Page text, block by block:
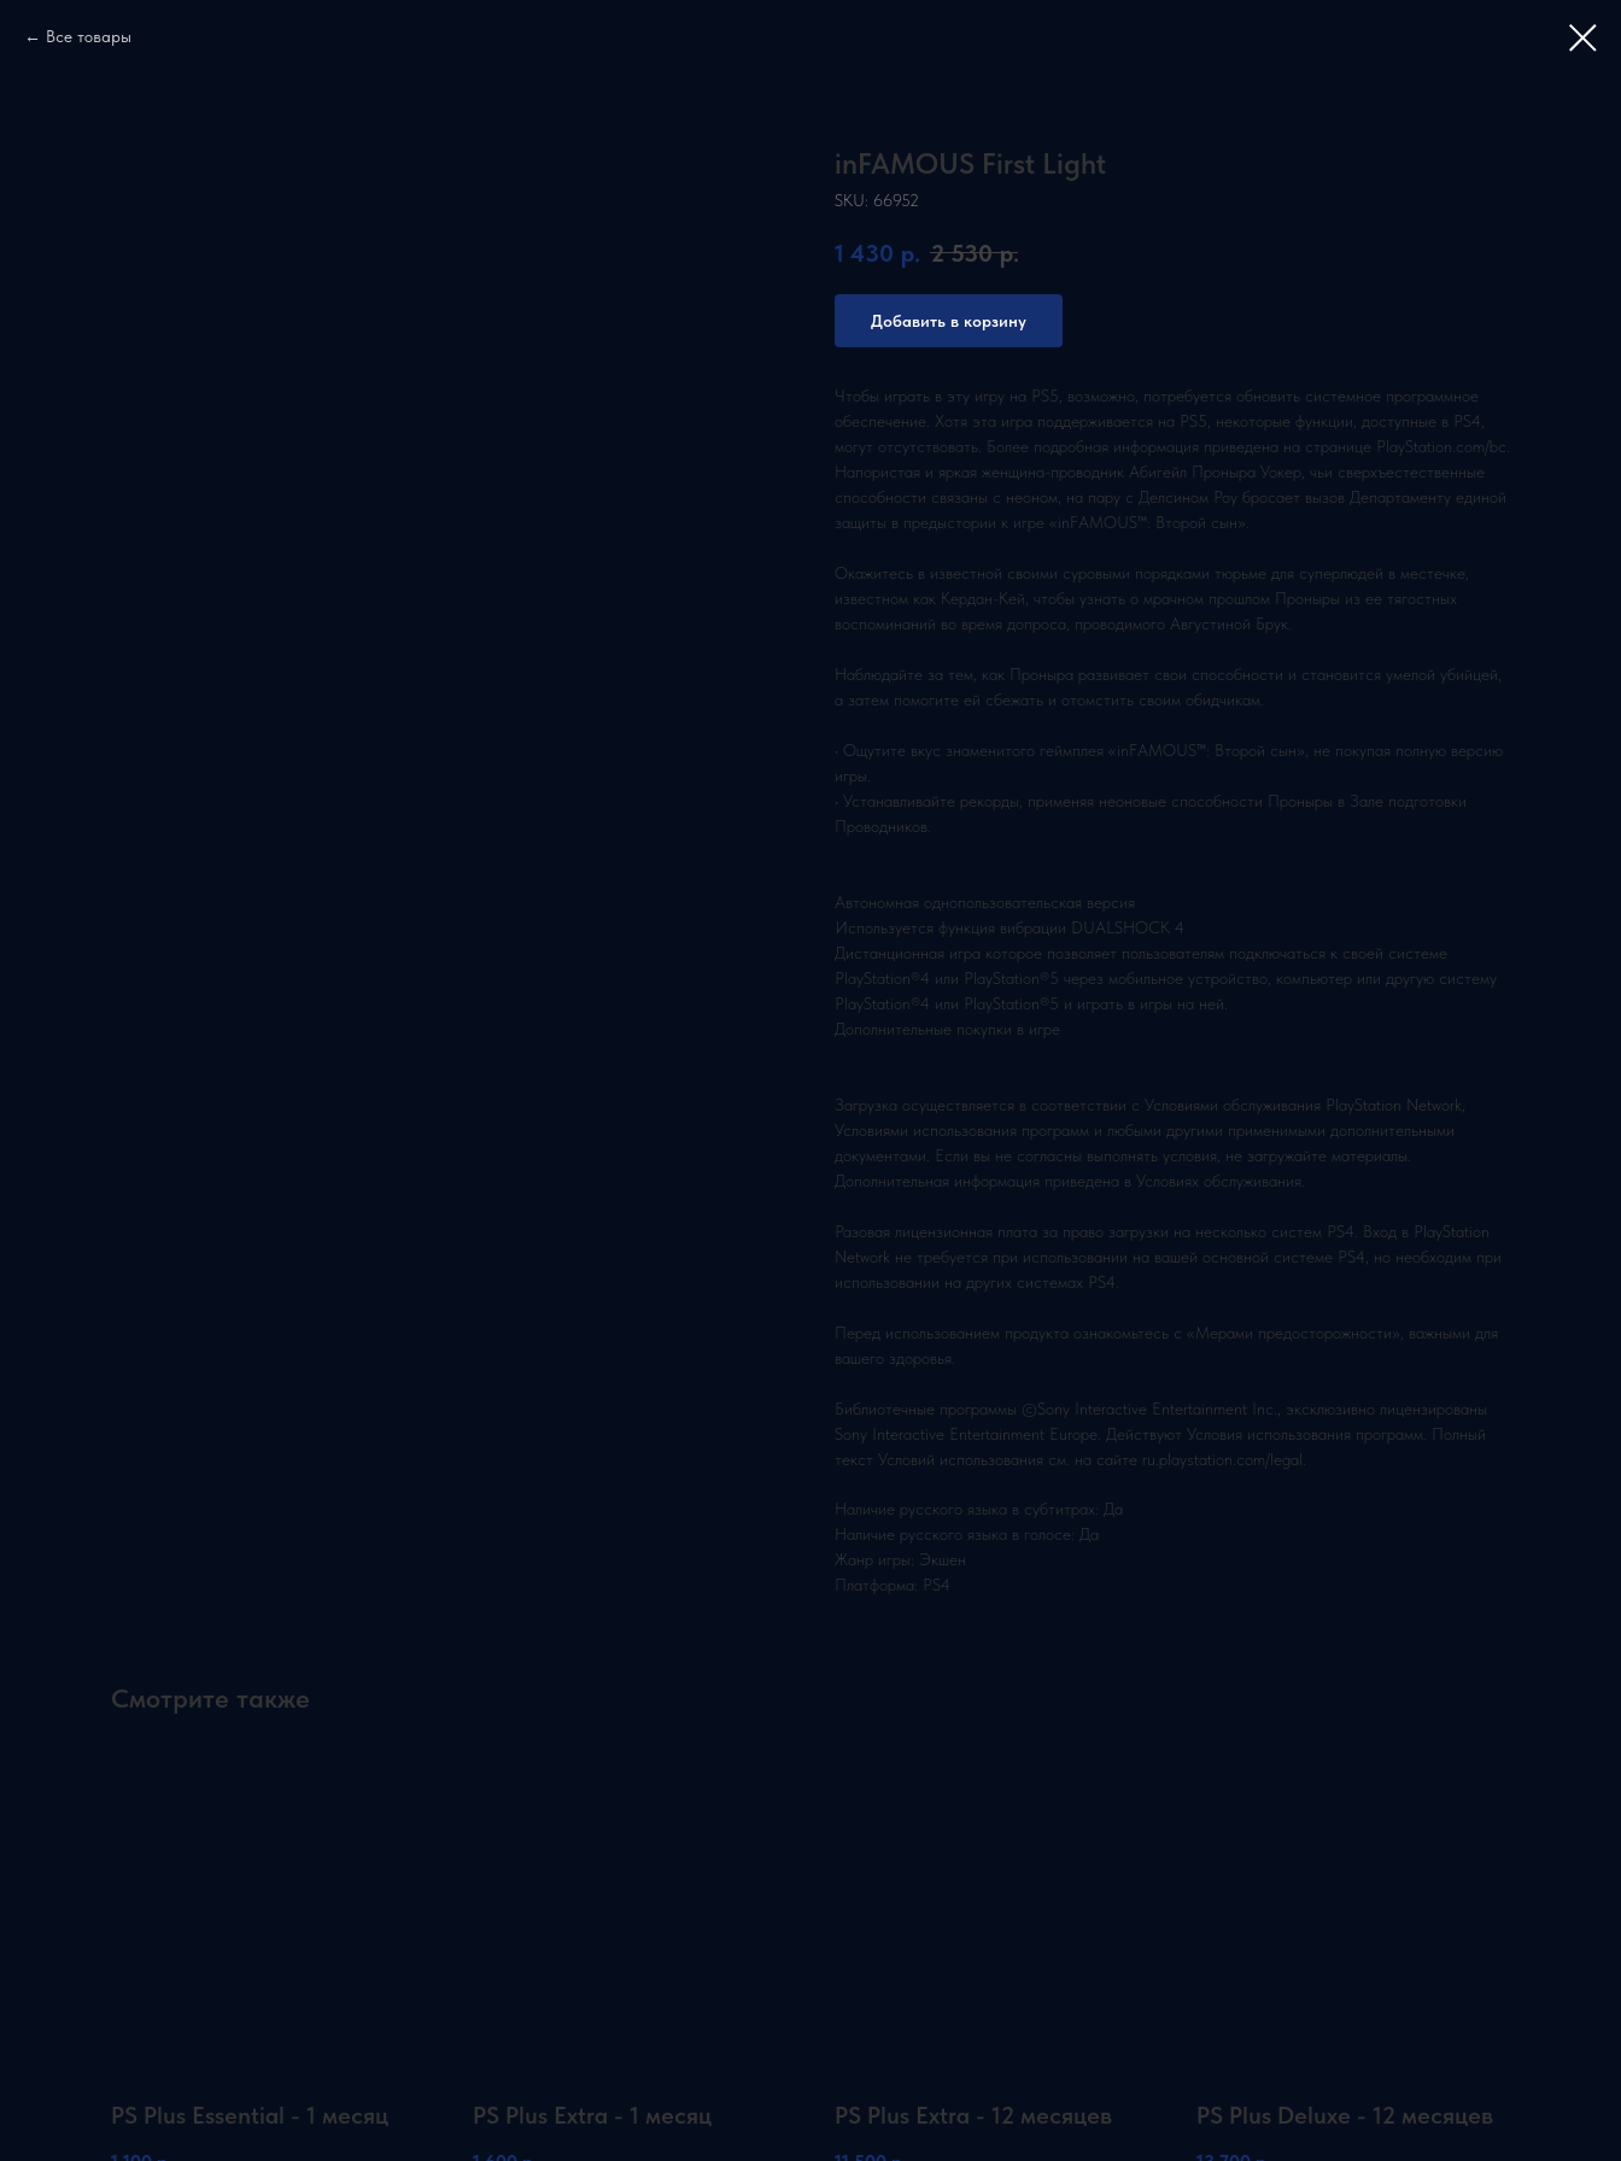
Все товары
inFAMOUS First Light
SKU: 66952
1 430 р. 2 530 р.
Добавить в корзину
Чтобы играть в эту игру на PS5, возможно, потребуется обновить системное программное
обеспечение. Хотя эта игра поддерживается на PS5, некоторые функции, доступные в PS4,
могут отсутствовать. Более подробная информация приведена на странице PlayStation.com/bc.
Напористая и яркая женщина-проводник Абигейл Проныра Уокер, чьи сверхъестественные
способности связаны с неоном, на пару с Делсином Роу бросает вызов Департаменту единой
защиты в предыстории к игре «inFAMOUS™: Второй сын».
Окажитесь в известной своими суровыми порядками тюрьме для суперлюдей в местечке,
известном как Кердан-Кей, чтобы узнать о мрачном прошлом Проныры из ее тягостных
воспоминаний во время допроса, проводимого Августиной Брук.
Наблюдайте за тем, как Проныра развивает свои способности и становится умелой убийцей,
а затем помогите ей сбежать и отомстить своим обидчикам.
• Ощутите вкус знаменитого геймплея «inFAMOUS™: Второй сын», не покупая полную версию
игры.
• Устанавливайте рекорды, применяя неоновые способности Проныры в Зале подготовки
Проводников.
Автономная однопользовательская версия
Используется функция вибрации DUALSHOCK 4
Дистанционная игра которое позволяет пользователям подключаться к своей системе
PlayStation®4 или PlayStation®5 через мобильное устройство, компьютер или другую систему
PlayStation®4 или PlayStation®5 и играть в игры на ней.
Дополнительные покупки в игре
Загрузка осуществляется в соответствии с Условиями обслуживания PlayStation Network,
Условиями использования программ и любыми другими применимыми дополнительными
документами. Если вы не согласны выполнять условия, не загружайте материалы.
Дополнительная информация приведена в Условиях обслуживания.
Разовая лицензионная плата за право загрузки на несколько систем PS4. Вход в PlayStation
Network не требуется при использовании на вашей основной системе PS4, но необходим при
использовании на других системах PS4.
Перед использованием продукта ознакомьтесь с «Мерами предосторожности», важными для
вашего здоровья.
Библиотечные программы ©Sony Interactive Entertainment Inc., эксклюзивно лицензированы
Sony Interactive Entertainment Europe. Действуют Условия использования программ. Полный
текст Условий использования см. на сайте ru.playstation.com/legal.
Наличие русского языка в субтитрах: Да
Наличие русского языка в голосе: Да
Жанр игры: Экшен
Платформа: PS4
Смотрите также
PS Plus Essential - 1 месяц PS Plus Extra - 1 месяц PS Plus Extra - 12 месяцев PS Plus Deluxe - 12 месяцев